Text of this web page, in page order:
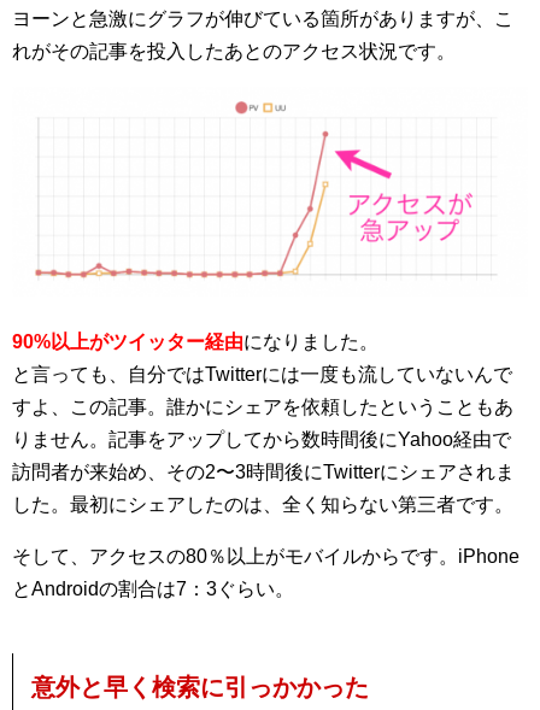
ヨーンと急激にグラフが伸びている箇所がありますが、こ
れがその記事を投入したあとのアクセス状況です。
90%以上がツイッター経由になりました。
と言っても、自分ではTwitterには一度も流していないんで
すよ、この記事。誰かにシェアを依頼したということもあ
りません。記事をアップしてから数時間後にYahoo経由で
訪問者が来始め、その2〜3時間後にTwitterにシェアされま
した。最初にシェアしたのは、全く知らない第三者です。
そして、アクセスの80％以上がモバイルからです。iPhone
とAndroidの割合は7：3ぐらい。
意外と早く検索に引っかかった